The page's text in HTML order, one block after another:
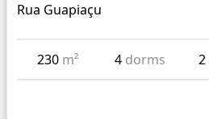
Rua Guapiaçu
230 m² 4 dorms 2